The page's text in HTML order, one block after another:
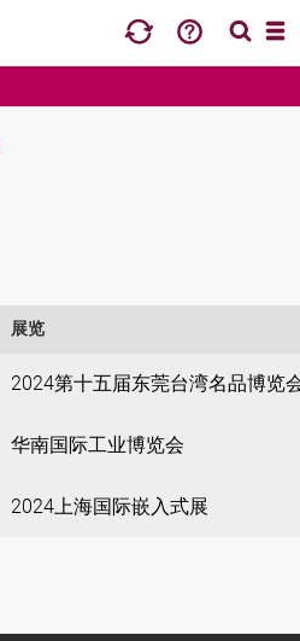
展览
2024第十五届东莞台湾名品博览
华南国际工业博览会
2024上海国际嵌入式展